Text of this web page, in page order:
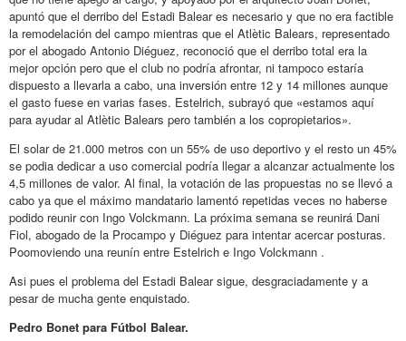
apuntó que el derribo del Estadi Balear es necesario y que no era factible
la remodelación del campo mientras que el Atlètic Balears, representado
por el abogado Antonio Diéguez, reconoció que el derribo total era la
mejor opción pero que el club no podría afrontar, ni tampoco estaría
dispuesto a llevarla a cabo, una inversión entre 12 y 14 millones aunque
el gasto fuese en varias fases. Estelrich, subrayó que «estamos aquí
para ayudar al Atlètic Balears pero también a los copropietarios».
El solar de 21.000 metros con un 55% de uso deportivo y el resto un 45%
se podia dedicar a uso comercial podría llegar a alcanzar actualmente los
4,5 millones de valor. Al final, la votación de las propuestas no se llevó a
cabo ya que el máximo mandatario lamentó repetidas veces no haberse
podido reunir con Ingo Volckmann. La próxima semana se reunirá Dani
Fiol, abogado de la Procampo y Diéguez para intentar acercar posturas.
Poomoviendo una reunín entre Estelrich e Ingo Volckmann .
Asi pues el problema del Estadi Balear sigue, desgraciadamente y a
pesar de mucha gente enquistado.
Pedro Bonet para Fútbol Balear.